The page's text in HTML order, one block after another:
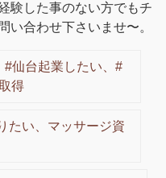
験した事のない方でもチ
い合わせ下さいませ〜。
仙台起業したい、#
得
たい、マッサージ資